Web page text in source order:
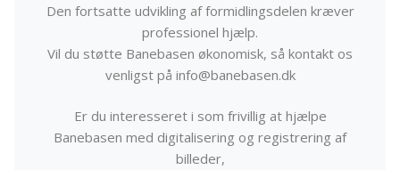
Den fortsatte udvikling af formidlingsdelen kræver
professionel hjælp.
Vil du støtte Banebasen økonomisk, så kontakt os
venligst på info@banebasen.dk
Er du interesseret i som frivillig at hjælpe
Banebasen med digitalisering og registrering af
billeder,